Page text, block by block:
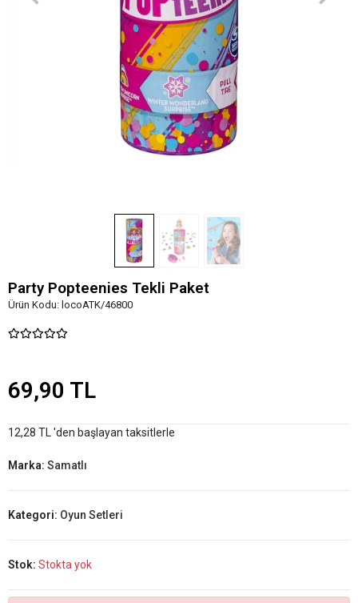
Party Popteenies Tekli Paket
Ürün Kodu: locoATK/46800
69,90 TL
12,28 TL 'den başlayan taksitlerle
Marka: Samatlı
Kategori: Oyun Setleri
Stok: Stokta yok